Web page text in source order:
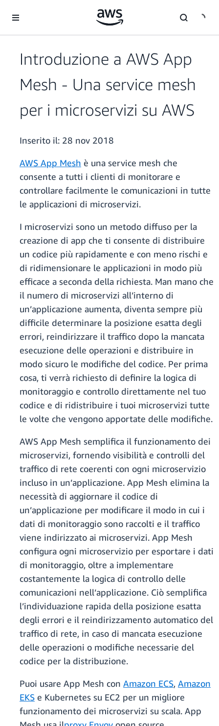
Introduzione a AWS App
Mesh - Una service mesh
per i microservizi su AWS
Inserito il: 28 nov 2018
AWS App Mesh è una service mesh che
consente a tutti i clienti di monitorare e
controllare facilmente le comunicazioni in tutte
le applicazioni di microservizi.
I microservizi sono un metodo diffuso per la
creazione di app che ti consente di distribuire
un codice più rapidamente e con meno rischi e
di ridimensionare le applicazioni in modo più
efficace a seconda della richiesta. Man mano che
il numero di microservizi all’interno di
un’applicazione aumenta, diventa sempre più
difficile determinare la posizione esatta degli
errori, reindirizzare il traffico dopo la mancata
esecuzione delle operazioni e distribuire in
modo sicuro le modifiche del codice. Per prima
cosa, ti verrà richiesto di definire la logica di
monitoraggio e controllo direttamente nel tuo
codice e di ridistribuire i tuoi microservizi tutte
le volte che vengono apportate delle modifiche.
AWS App Mesh semplifica il funzionamento dei
microservizi, fornendo visibilità e controlli del
traffico di rete coerenti con ogni microservizio
incluso in un’applicazione. App Mesh elimina la
necessità di aggiornare il codice di
un’applicazione per modificare il modo in cui i
dati di monitoraggio sono raccolti e il traffico
viene indirizzato ai microservizi. App Mesh
configura ogni microservizio per esportare i dati
di monitoraggio, oltre a implementare
costantemente la logica di controllo delle
comunicazioni nell’applicazione. Ciò semplifica
l’individuazione rapida della posizione esatta
degli errori e il reindirizzamento automatico del
traffico di rete, in caso di mancata esecuzione
delle operazioni o modifiche necessarie del
codice per la distribuzione.
Puoi usare App Mesh con Amazon ECS, Amazon
EKS e Kubernetes su EC2 per un migliore
funzionamento dei microservizi su scala. App